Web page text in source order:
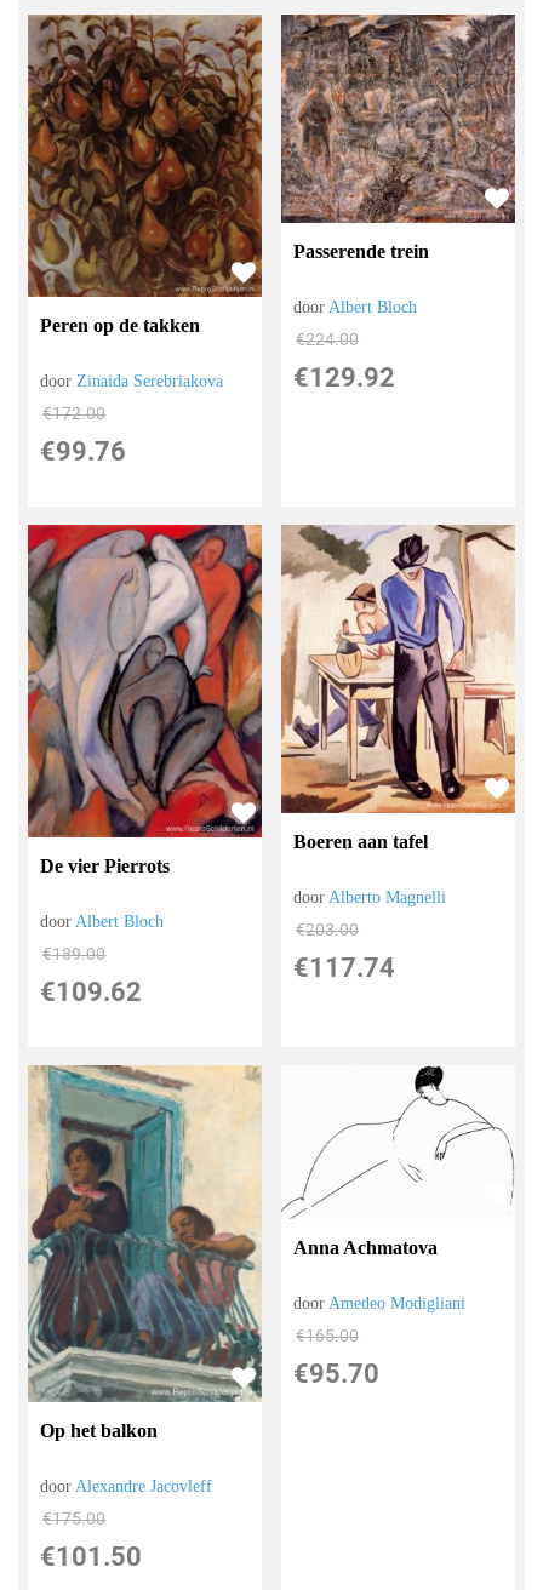
Peren op de takken
door Zinaida Serebriakova
€172.00
€99.76
Passerende trein
door Albert Bloch
€224.00
€129.92
De vier Pierrots
doorAlbert Bloch
€189.00
€109.62
Boeren aan tafel
doorAlberto Magnelli
€203.00
€117.74
Op het balkon
doorAlexandre Jacovleff
€175.00
€101.50
Anna Achmatova
doorAmedeo Modigliani
€165.00
€95.70